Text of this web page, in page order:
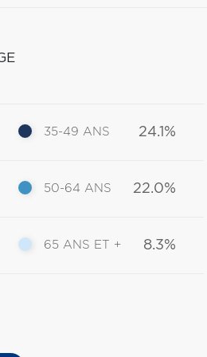
35-49 ANS 24.1%
50-64 ANS 22.0%
65 ANS ET + 8.3%